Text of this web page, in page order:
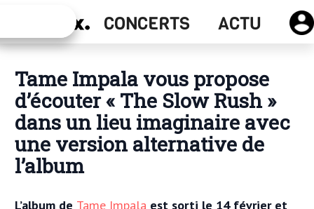
CONCERTS ACTU
Concerts
Tame Impala vous propose
d’écouter « The Slow Rush »
dans un lieu imaginaire avec
une version alternative de
l’album
L’album de Tame Impala est sorti le 14 février et